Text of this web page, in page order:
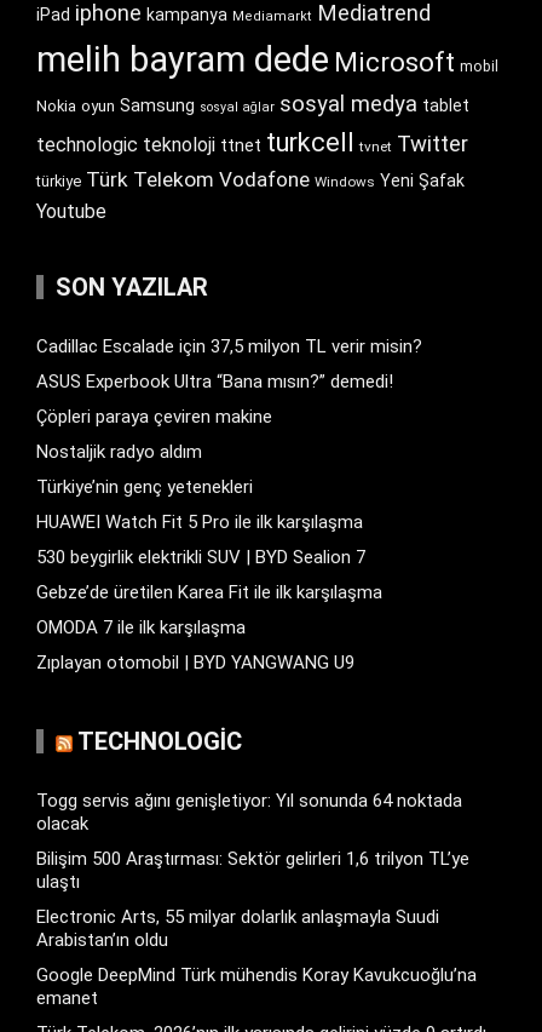
iPad iphone kampanya Mediamarkt Mediatrend
melih bayram dede Microsoft mobil
Nokia oyun Samsung sosyal ağlar sosyal medya tablet
technologic teknoloji ttnet turkcell tvnet Twitter
türkiye Türk Telekom Vodafone Windows Yeni Şafak
Youtube
SON YAZILAR
Cadillac Escalade için 37,5 milyon TL verir misin?
ASUS Experbook Ultra “Bana mısın?” demedi!
Çöpleri paraya çeviren makine
Nostaljik radyo aldım
Türkiye’nin genç yetenekleri
HUAWEI Watch Fit 5 Pro ile ilk karşılaşma
530 beygirlik elektrikli SUV | BYD Sealion 7
Gebze’de üretilen Karea Fit ile ilk karşılaşma
OMODA 7 ile ilk karşılaşma
Zıplayan otomobil | BYD YANGWANG U9
TECHNOLOGIC
Togg servis ağını genişletiyor: Yıl sonunda 64 noktada
olacak
Bilişim 500 Araştırması: Sektör gelirleri 1,6 trilyon TL’ye
ulaştı
Electronic Arts, 55 milyar dolarlık anlaşmayla Suudi
Arabistan’ın oldu
Google DeepMind Türk mühendis Koray Kavukcuoğlu’na
emanet